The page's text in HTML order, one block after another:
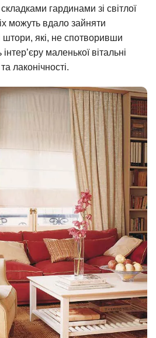
гардинами зі світлої
можуть вдало зайняти
штори, які, не спотворивши
маленької вітальні
лаконічності.